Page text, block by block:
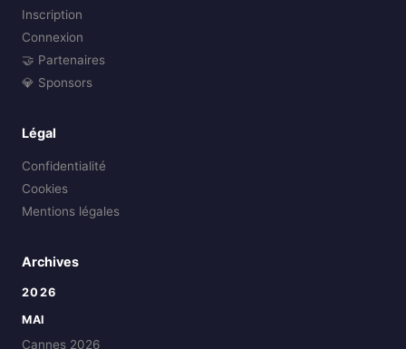
Inscription
Connexion
🤝 Partenaires
💎 Sponsors
Légal
Confidentialité
Cookies
Mentions légales
Archives
2026
MAI
Cannes 2026